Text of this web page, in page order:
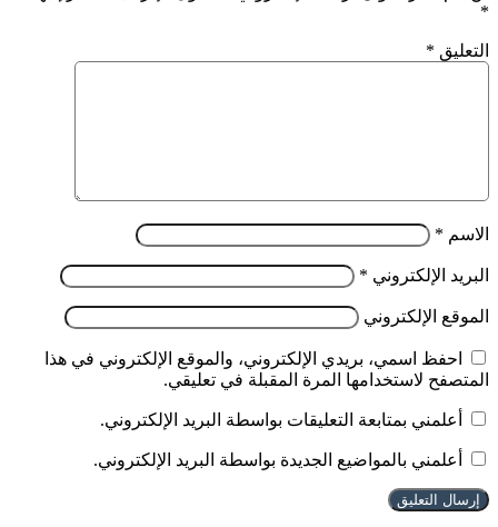
*
التعليق *
الاسم *
البريد الإلكتروني *
الموقع الإلكتروني
احفظ اسمي، بريدي الإلكتروني، والموقع الإلكتروني في هذا
المتصفح لاستخدامها المرة المقبلة في تعليقي.
أعلمني بمتابعة التعليقات بواسطة البريد الإلكتروني.
أعلمني بالمواضيع الجديدة بواسطة البريد الإلكتروني.